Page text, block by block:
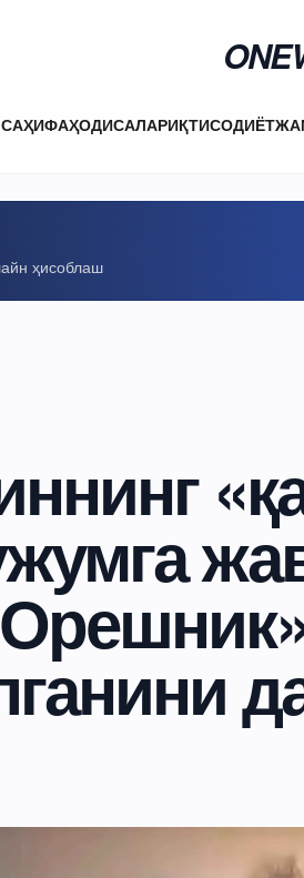
ҲОДИСАЛАРИҚТИСОДИЁТ
ҳисоблаш